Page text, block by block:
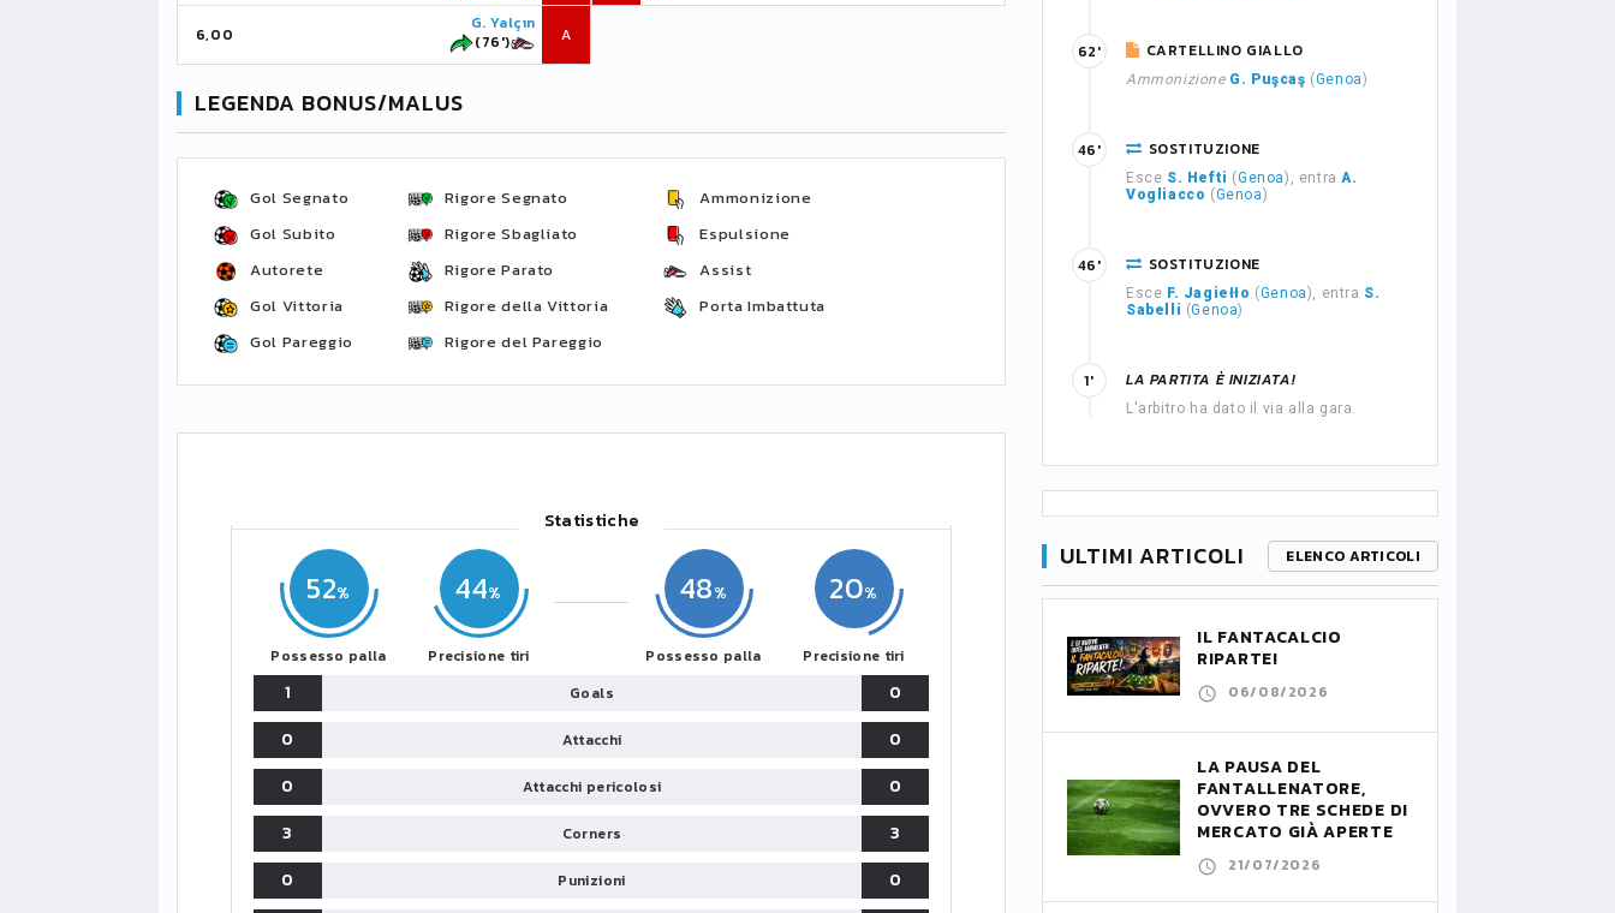
6,00
G. Yalçın
(76')
A
LEGENDA BONUS/MALUS
Gol Segnato
Gol Subito
Autorete
Gol Vittoria
Gol Pareggio
Rigore Segnato
Rigore Sbagliato
Rigore Parato
Rigore della Vittoria
Rigore del Pareggio
Ammonizione
Espulsione
Assist
Porta Imbattuta
Statistiche
52
Possesso palla
44
Precisione tiri
48
Possesso palla
20
Precisione tiri
1 Goals
0
0
Attacchi
0
0
Attacchi pericolosi
0
3
Corners
3
0
Punizioni
0
CARTELLINO GIALLO
Ammonizione G. Puşcaş (Genoa)
62'
SOSTITUZIONE
Esce S. Hefti (Genoa), entraA.
Vogliacco (Genoa)
46'
SOSTITUZIONE
Esce F. Jagiełło (Genoa), entra S.
Sabelli (Genoa)
46'
LA PARTITA È INIZIATA!
L'arbitro ha dato il via alla gara.
1'
ULTIMI ARTICOLI ELENCO ARTICOLI
IL FANTACALCIO
RIPARTE!
06/08/2026
LA PAUSA DEL
FANTALLENATORE,
OVVERO TRE SCHEDE DI
MERCATO GIÀ APERTE
21/07/2026